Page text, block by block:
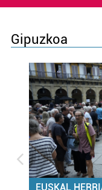
Gipuzkoa
EUSKAL